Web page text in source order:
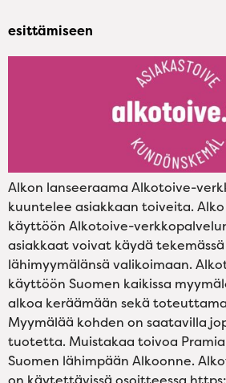
esittämiseen
Alkon lanseeraama Alkotoive-
kuuntelee asiakkaan toiveita.
käyttöön Alkotoive-
asiakkaat voivat käydä
lähimyymälänsä valikoimaan.
käyttöön Suomen kaikissa
alkoa keräämään sekä
Myymälää kohden on saatavilla
tuotetta. Muistakaa toivoa
Suomen lähimpään Alkoonne.